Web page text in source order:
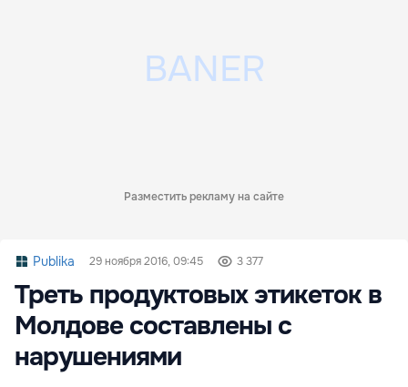
Разместить рекламу на сайте
Publika 29 ноября 2016, 09:45 3 377
Треть продуктовых этикеток в
Молдове составлены с
нарушениями